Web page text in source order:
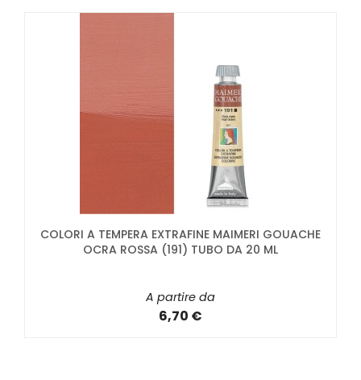
COLORI A TEMPERA EXTRAFINE MAIMERI GOUACHE
OCRA ROSSA (191) TUBO DA 20 ML
A partire da
6,70 €